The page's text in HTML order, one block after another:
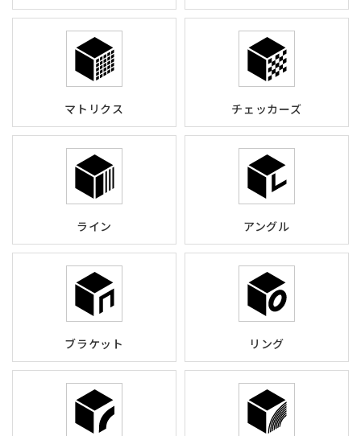
マトリクス チェッカーズ
ライン アングル
ブラケット リング